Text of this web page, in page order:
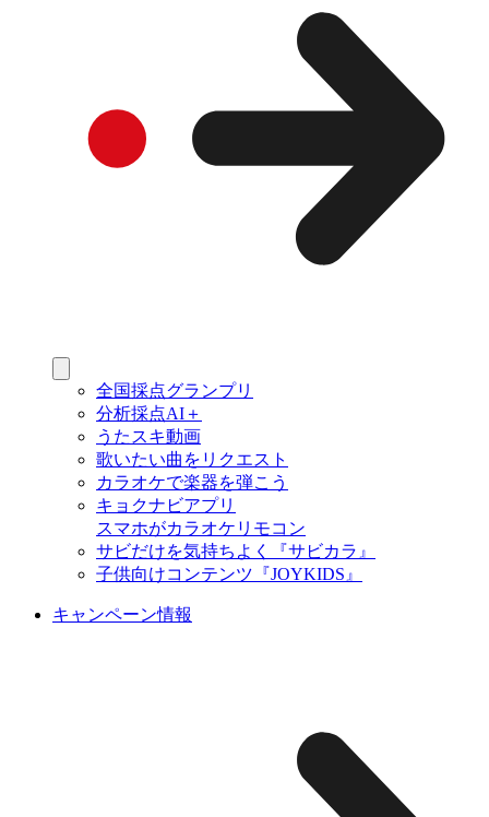
全国採点グランプリ
分析採点AI＋
うたスキ動画
歌いたい曲をリクエスト
カラオケで楽器を弾こう
キョクナビアプリ
スマホがカラオケリモコン
サビだけを気持ちよく『サビカラ』
子供向けコンテンツ『JOYKIDS』
キャンペーン情報